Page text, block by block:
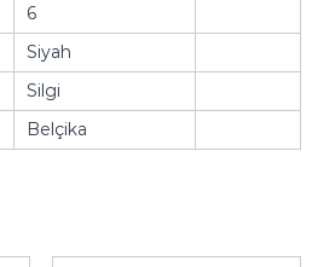
6
Siyah
Silgi
Belçika